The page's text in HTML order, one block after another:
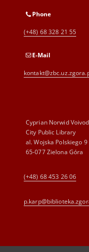
Phone
(+48) 68 328 21 55
E-Mail
Cyprian Norwid
City Public Library
al. Wojska Polskiego 9
65-077 Zielona Góra
(+48) 68 453 26 06